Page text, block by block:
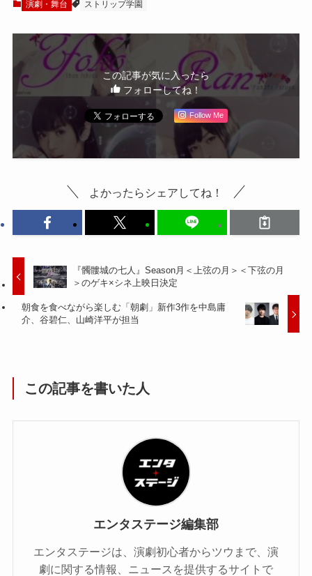
演劇・舞台 ストリップ学園
この記事が気に入ったら
フォローしてね！
Follow Me
よかったらシェアしてね！
『髑髏城の七人』Season月＜上弦の月＞＜下弦の月
＞のゲキ×シネ上映日決定
朝食を食べながら楽しむ「朝劇」新作3作を中島庸
介、谷碧仁、山崎洋平が担当
この記事を書いた人
エンタステージ編集部
エンタステージは、演劇初心者からツウまで、演
劇に関する情報、ニュースを提供するサイトで